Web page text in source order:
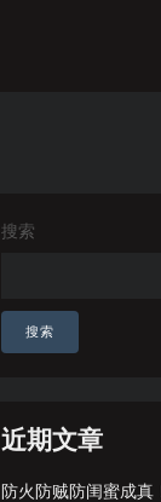
搜索
搜索
近期文章
防火防贼防闺蜜成真